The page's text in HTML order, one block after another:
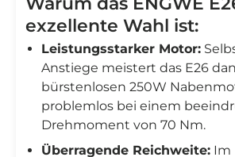
exzellente Wahl ist:
Leistungsstarker Motor:
Anstiege meistert das E26
bürstenlosen 250W
problemlos bei einem
Drehmoment von 70 Nm.
Überragende Reichweite: Im